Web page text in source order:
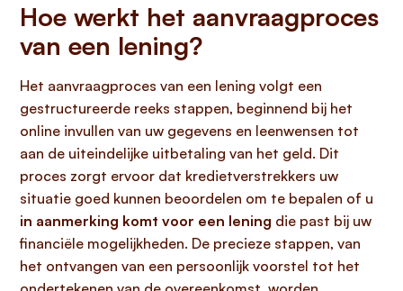
Hoe werkt het aanvraagproces
van een lening?
Het aanvraagproces van een lening volgt een
gestructureerde reeks stappen, beginnend bij het
online invullen van uw gegevens en leenwensen tot
aan de uiteindelijke uitbetaling van het geld. Dit
proces zorgt ervoor dat kredietverstrekkers uw
situatie goed kunnen beoordelen om te bepalen of u
in aanmerking komt voor een lening die past bij uw
financiële mogelijkheden. De precieze stappen, van
het ontvangen van een persoonlijk voorstel tot het